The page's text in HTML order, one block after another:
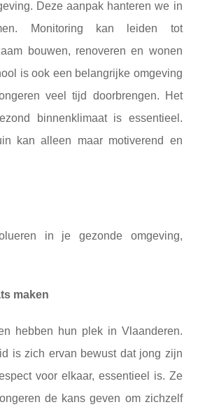
Deze aanpak hanteren we in
Monitoring kan leiden tot
bouwen, renoveren en wonen
is ook een belangrijke omgeving
veel tijd doorbrengen. Het
binnenklimaat is essentieel.
kan alleen maar motiverend en
in je gezonde omgeving,
maken
hebben hun plek in Vlaanderen.
is zich ervan bewust dat jong zijn
voor elkaar, essentieel is. Ze
de kans geven om zichzelf